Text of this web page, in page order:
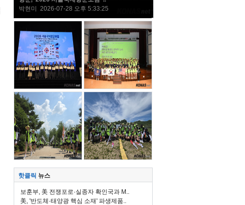
박현미 2026-07-28 오후 5:33:25
핫클릭 뉴스
보훈부, 美 전쟁포로·실종자 확인국과 M..
美, '반도체·태양광 핵심 소재' 파생제품..